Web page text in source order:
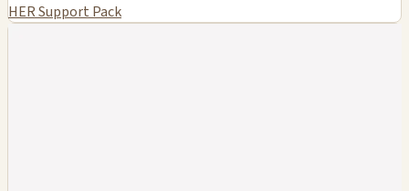
HER Support Pack